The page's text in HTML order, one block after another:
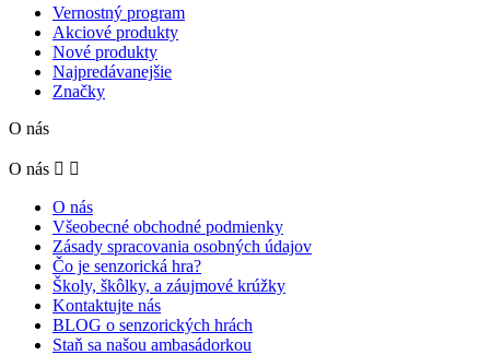
Vernostný program
Akciové produkty
Nové produkty
Najpredávanejšie
Značky
O nás
O nás  
O nás
Všeobecné obchodné podmienky
Zásady spracovania osobných údajov
Čo je senzorická hra?
Školy, škôlky, a záujmové krúžky
Kontaktujte nás
BLOG o senzorických hrách
Staň sa našou ambasádorkou